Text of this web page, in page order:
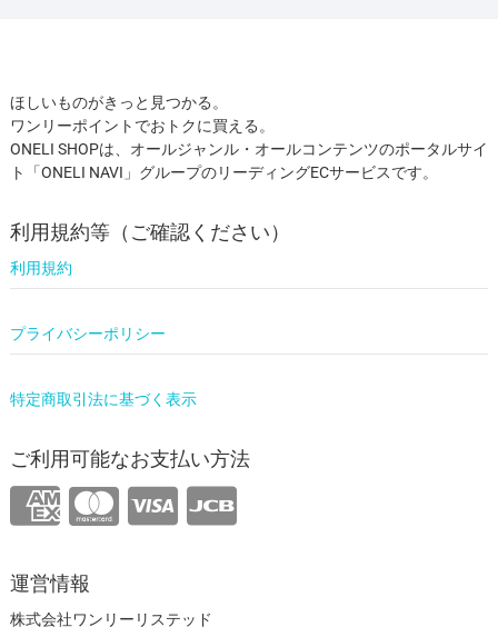
ほしいものがきっと見つかる。
ワンリーポイントでおトクに買える。
ONELI SHOPは、オールジャンル・オールコンテンツのポータルサイ
ト「ONELI NAVI」グループのリーディングECサービスです。
利用規約等（ご確認ください）
利用規約
プライバシーポリシー
特定商取引法に基づく表示
ご利用可能なお支払い方法
運営情報
株式会社ワンリーリステッド